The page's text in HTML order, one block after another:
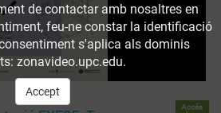
Accés
de contactar amb nosaltres en
feu-ne constar la identificació
s'aplica als dominis
zonavideo.upc.edu.
Accept